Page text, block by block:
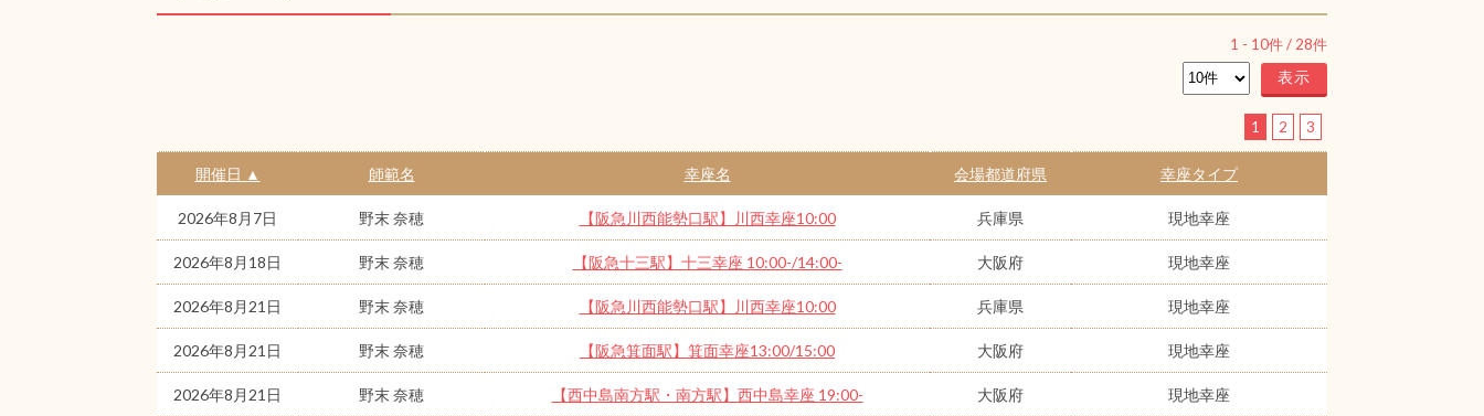
1 - 10件 / 28件
1 2 3
開催日 ▲ 師範名 幸座名 会場都道府県 幸座タイプ
2026年8月7日 野末 奈穂 【阪急川西能勢口駅】川西幸座10:00 兵庫県 現地幸座
2026年8月18日 野末 奈穂 【阪急十三駅】十三幸座 10:00-/14:00- 大阪府 現地幸座
2026年8月21日 野末 奈穂 【阪急川西能勢口駅】川西幸座10:00 兵庫県 現地幸座
2026年8月21日 野末 奈穂 【阪急箕面駅】箕面幸座13:00/15:00 大阪府 現地幸座
2026年8月21日 野末 奈穂 【西中島南方駅・南方駅】西中島幸座 19:00- 大阪府 現地幸座